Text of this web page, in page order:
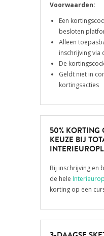
Voorwaarden:
Een
besloten
Alleen
inschrijving via
De
Geldt niet in
kortingsacties
50% KORTING
KEUZE BIJ
Bij inschrijving en
de hele
korting op een